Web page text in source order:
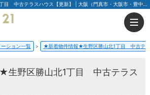
★新着物件情報★生野区勝山北1丁目 中古テラスハウス【更新】 | 大阪（門真市・大阪市・豊中市）の不動産はセンチュリー21マックス不動産販売
ション一覧 ★新着物件情報★生野区勝山北1丁目 中古テ
生野区勝山北1丁目 中古テラス